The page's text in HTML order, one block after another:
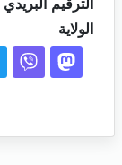
الترقيم البريدي
الولاية